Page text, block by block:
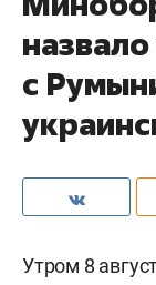
с
Утром 8